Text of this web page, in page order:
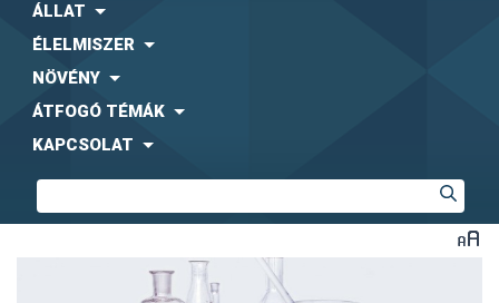
ÁLLAT
ÉLELMISZER
NÖVÉNY
ÁTFOGÓ TÉMÁK
KAPCSOLAT